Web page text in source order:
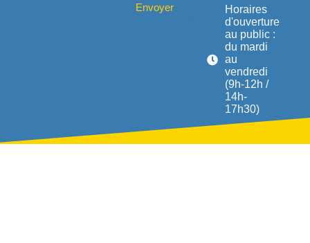
Envoyer
Horaires
d'ouverture
au public :
du mardi
au
vendredi
(9h-12h /
14h-
17h30)